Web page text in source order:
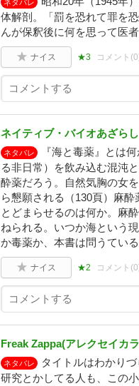
ネタバレ
体解剖。「罰を恐れて罪を
んが保釈後に何を思って医
ナイス ★3 コメント(0
ネイティブ・バイオあざらし
ネタバレ
『海と毒薬』とは
る非日常）を飲み込む混沌
酔薬だろう。自然気胸の女
ら懇願される（130頁）麻
とどまらせるのは何か。麻
ねられる。いつか海という
か毒薬か、本書は問うている
ナイス ★2 コメント(0
Freak Zappa(アレクセイカ
ネタバレ
タイトルはわかり
研究とかしてる人も、この